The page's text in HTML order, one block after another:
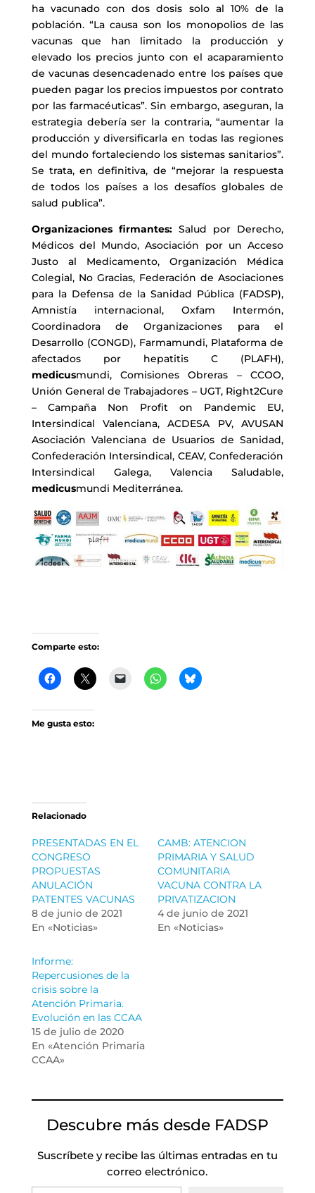
ha vacunado con dos dosis solo al 10% de la
población. “La causa son los monopolios de las
vacunas que han limitado la producción y
elevado los precios junto con el acaparamiento
de vacunas desencadenado entre los países que
pueden pagar los precios impuestos por contrato
por las farmacéuticas”. Sin embargo, aseguran, la
estrategia debería ser la contraria, “aumentar la
producción y diversificarla en todas las regiones
del mundo fortaleciendo los sistemas sanitarios”.
Se trata, en definitiva, de “mejorar la respuesta
de todos los países a los desafíos globales de
salud publica”.
Organizaciones firmantes:Salud por Derecho,
Médicos del Mundo, Asociación por un Acceso
Justo al Medicamento, Organización Médica
Colegial, No Gracias, Federación de Asociaciones
para la Defensa de la Sanidad Pública (FADSP),
Amnistía internacional, Oxfam Intermón,
Coordinadora de Organizaciones para el
Desarrollo (CONGD), Farmamundi, Plataforma de
afectados por hepatitis C (PLAFH),
medicusmundi, Comisiones Obreras – CCOO,
Unión General de Trabajadores – UGT, Right2Cure
– Campaña Non Profit on Pandemic EU,
Intersindical Valenciana, ACDESA PV, AVUSAN
Asociación Valenciana de Usuarios de Sanidad,
Confederación Intersindical, CEAV, Confederación
Intersindical Galega, Valencia Saludable,
medicusmundi Mediterránea.
Comparte esto:
Me gusta esto:
Relacionado
PRESENTADAS EN EL
CONGRESO
PROPUESTAS
ANULACIÓN
PATENTES VACUNAS
8 de junio de 2021
En «Noticias»
CAMB: ATENCION
PRIMARIA Y SALUD
COMUNITARIA
VACUNA CONTRA LA
PRIVATIZACION
4 de junio de 2021
En «Noticias»
Informe:
Repercusiones de la
crisis sobre la
Atención Primaria.
Evolución en las CCAA
15 de julio de 2020
En «Atención Primaria
CCAA»
Descubre más desde FADSP
Suscríbete y recibe las últimas entradas en tu
correo electrónico.
Escribe tu correo electrónico…